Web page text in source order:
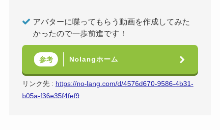
アバターに喋ってもらう動画を作成してみた
かったので一歩前進です！
参考 Nolangホーム
リンク先 : https://no-lang.com/d/4576d670-9586-4b31-
b05a-f36e35f4fef9